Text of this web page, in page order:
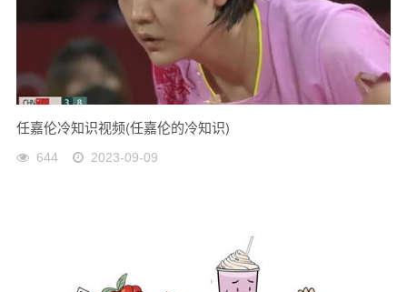
任嘉伦冷知识视频(任嘉伦的冷知识)
644 2023-09-09